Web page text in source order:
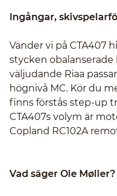
Ingångar,
Vänder vi på CTA407
stycken
väljudande Riaa
högnivå MC. Kör du
finns förstås step-up
CTA407s volym är
Copland RC102A
Vad säger Ole Møller?